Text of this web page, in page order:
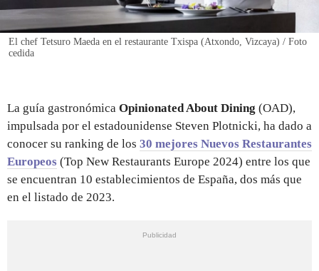
El chef Tetsuro Maeda en el restaurante Txispa (Atxondo, Vizcaya) / Foto
cedida
La guía gastronómica Opinionated About Dining (OAD),
impulsada por el estadounidense Steven Plotnicki, ha dado a
conocer su ranking de los 30 mejores Nuevos Restaurantes
Europeos (Top New Restaurants Europe 2024) entre los que
se encuentran 10 establecimientos de España, dos más que
en el listado de 2023.